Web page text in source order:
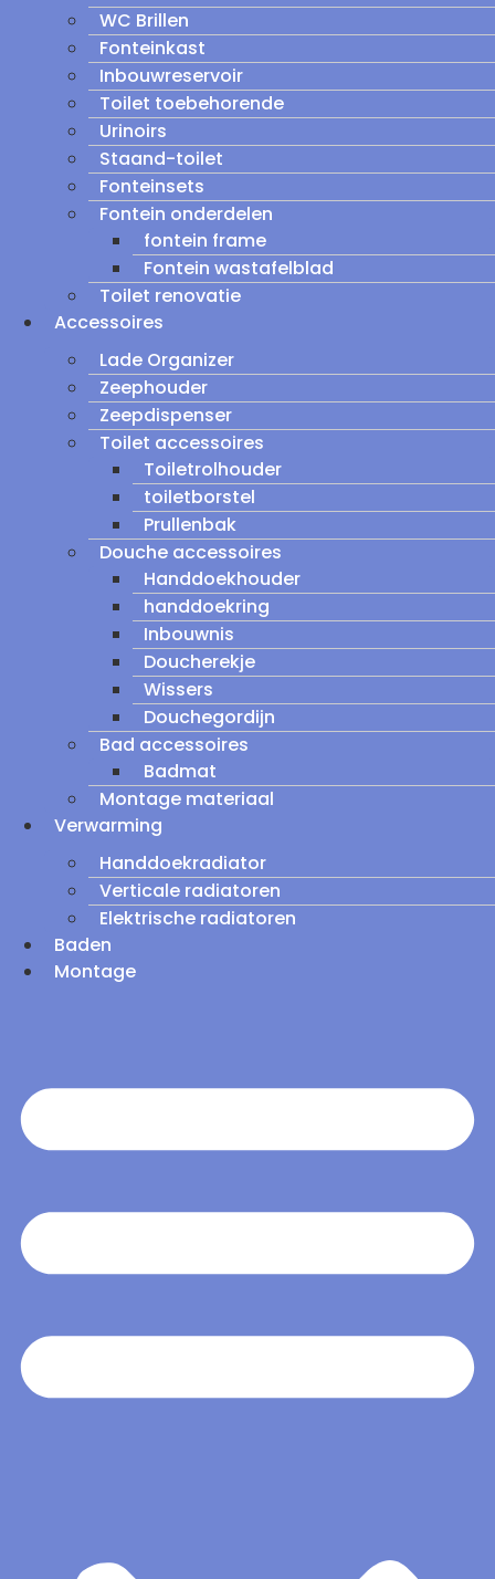
WC Brillen
Fonteinkast
Inbouwreservoir
Toilet toebehorende
Urinoirs
Staand-toilet
Fonteinsets
Fontein onderdelen
fontein frame
Fontein wastafelblad
Toilet renovatie
Accessoires
Lade Organizer
Zeephouder
Zeepdispenser
Toilet accessoires
Toiletrolhouder
toiletborstel
Prullenbak
Douche accessoires
Handdoekhouder
handdoekring
Inbouwnis
Doucherekje
Wissers
Douchegordijn
Bad accessoires
Badmat
Montage materiaal
Verwarming
Handdoekradiator
Verticale radiatoren
Elektrische radiatoren
Baden
Montage